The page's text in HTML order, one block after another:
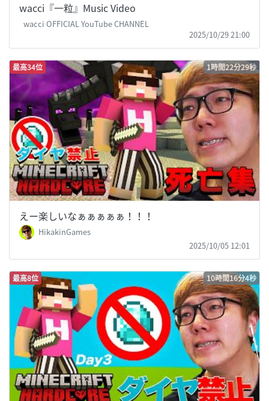
wacci『一粒』Music Video
wacci OFFICIAL YouTube CHANNEL
2025/10/29 21:00
最高34位 1時間22分29秒
えー楽しいなぁぁぁぁぁ！！！
HikakinGames
2025/10/05 12:01
最高8位 10時間16分4秒